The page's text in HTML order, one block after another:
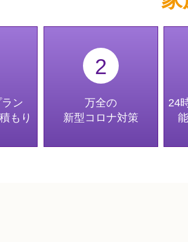
ン
もり
2
万全の
新型コロナ対策
24